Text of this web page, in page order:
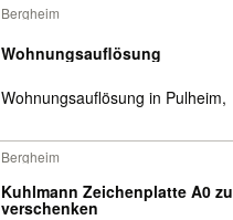
Bergheim
Wohnungsauflösung
Wohnungsauflösung in Pulheim,
Bergheim
Kuhlmann Zeichenplatte A0 zu
verschenken